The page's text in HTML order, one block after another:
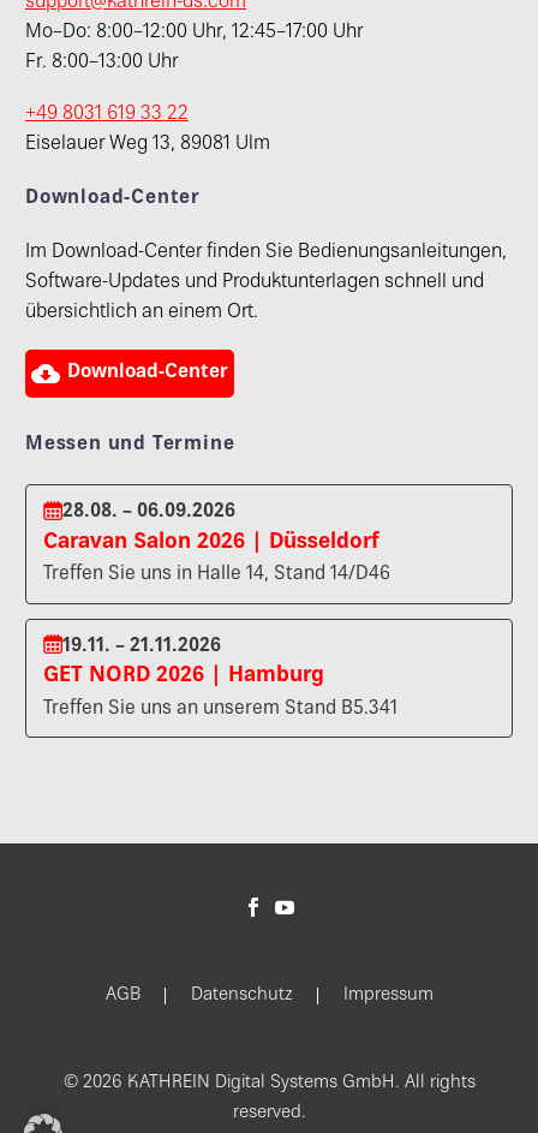
Mo–Do: 8:00–12:00 Uhr, 12:45–17:00 Uhr
Fr. 8:00–13:00 Uhr
+49 8031 619 33 22
Eiselauer Weg 13, 89081 Ulm
Download-Center
Im Download-Center finden Sie Bedienungsanleitungen,
Software-Updates und Produktunterlagen schnell und
übersichtlich an einem Ort.
 Download-Center
Messen und Termine
28.08. – 06.09.2026
Caravan Salon 2026 | Düsseldorf
Treffen Sie uns in Halle 14, Stand 14/D46
19.11. – 21.11.2026
GET NORD 2026 | Hamburg
Treffen Sie uns an unserem Stand B5.341
AGB Datenschutz Impressum
© 2026 KATHREIN Digital Systems GmbH. All rights
reserved.